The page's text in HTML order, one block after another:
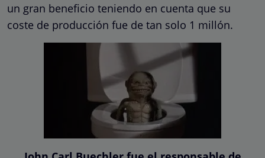
un gran beneficio teniendo en cuenta que su
coste de producción fue de tan solo 1 millón.